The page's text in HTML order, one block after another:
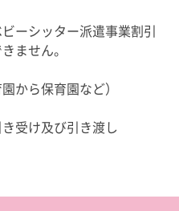
ーシッター派遣事業割引
ません。
から保育園など）
受け及び引き渡し